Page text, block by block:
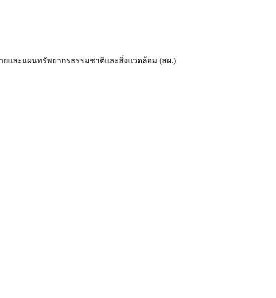
ยและแผนทรัพยากรธรรมชาติและสิ่งแวดล้อม (สผ.)